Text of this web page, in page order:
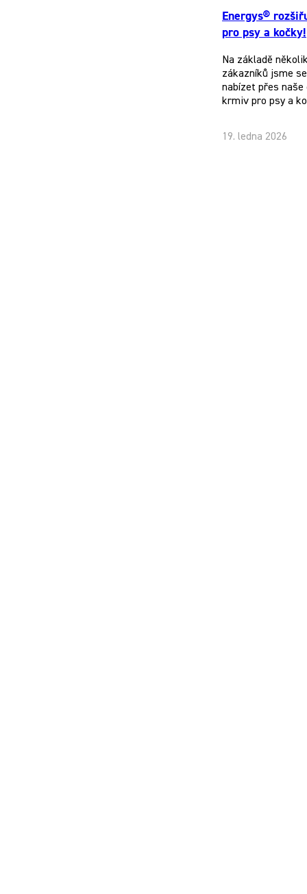
Energys®
pro psy a kočky!
Na základě
zákazníků jsme
nabízet přes
krmiv pro psy a
19. ledna 2026